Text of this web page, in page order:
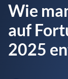
Wie
auf
2025